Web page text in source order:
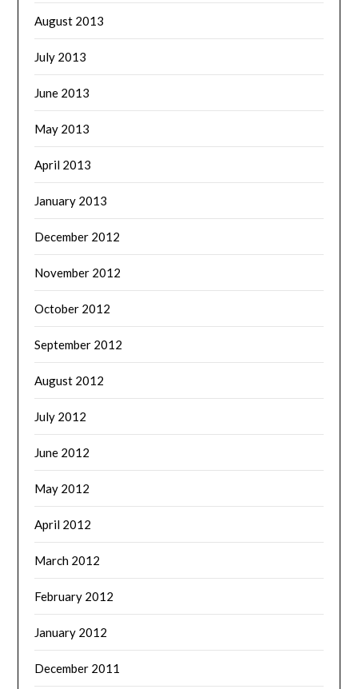
August 2013
July 2013
June 2013
May 2013
April 2013
January 2013
December 2012
November 2012
October 2012
September 2012
August 2012
July 2012
June 2012
May 2012
April 2012
March 2012
February 2012
January 2012
December 2011